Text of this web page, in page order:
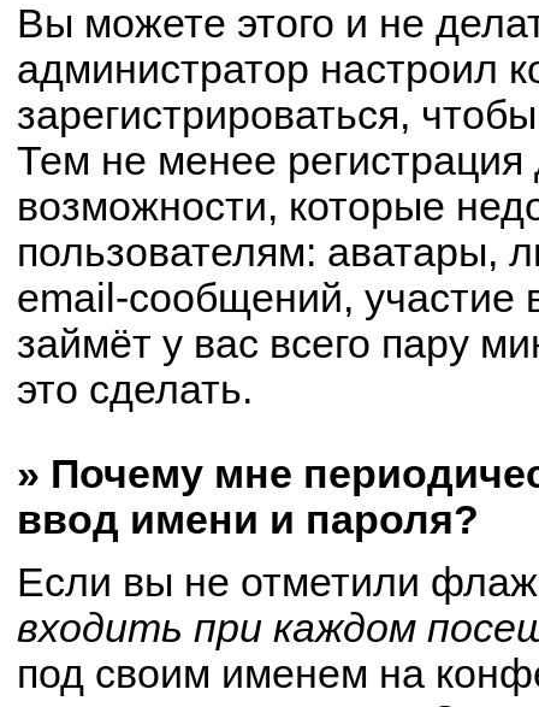
Вы можете этого и не
администратор настроил
зарегистрироваться,
Тем не менее
возможности, которые
пользователям: аватары,
email-сообщений, участие
займёт у вас всего пару
это сделать.
» Почему мне
ввод имени и пароля?
Если вы не отметили
входить при каждом
под своим именем на